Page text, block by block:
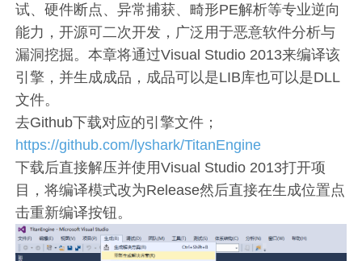
试、硬件断点、异常捕获、畸形PE解析等专业逆向
能力，开源可二次开发，广泛用于恶意软件分析与
漏洞挖掘。本章将通过Visual Studio 2013来编译该
引擎，并生成成品，成品可以是LIB库也可以是DLL
文件。
去Github下载对应的引擎文件；
https://github.com/lyshark/TitanEngine
下载后直接解压并使用Visual Studio 2013打开项
目，将编译模式改为Release然后直接在生成位置点
击重新编译按钮。